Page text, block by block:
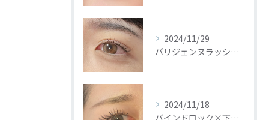
2024/11/29
パリジェンヌラッシュリフト🦢🩵
2024/11/18
バインドロック×下まつ毛🦢🩵